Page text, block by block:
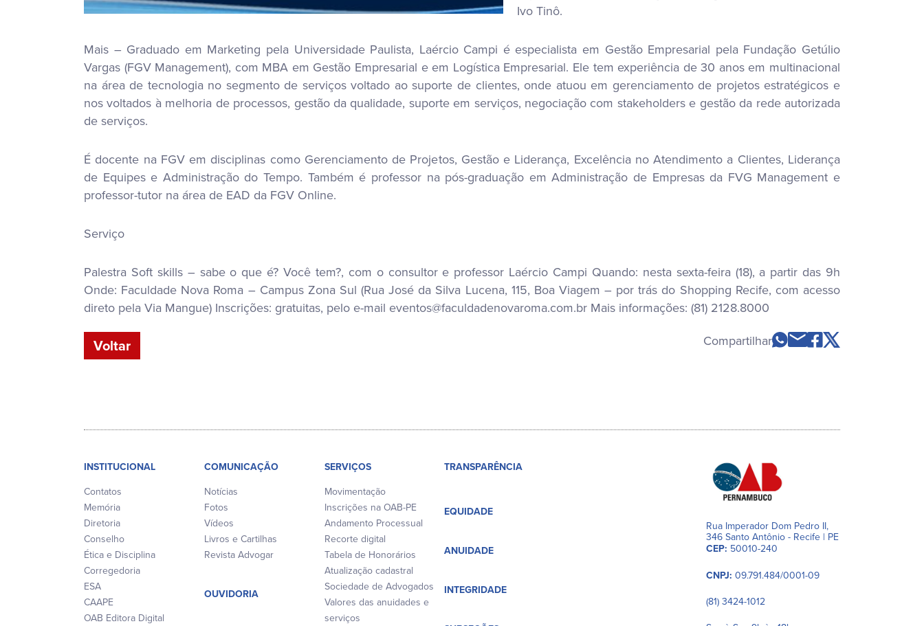
Ivo Tinô.
Mais – Graduado em Marketing pela Universidade Paulista, Laércio Campi é especialista em Gestão Empresarial pela Fundação Getúlio
Vargas (FGV Management), com MBA em Gestão Empresarial e em Logística Empresarial. Ele tem experiência de 30 anos em multinacional
na área de tecnologia no segmento de serviços voltado ao suporte de clientes, onde atuou em gerenciamento de projetos estratégicos e
nos voltados à melhoria de processos, gestão da qualidade, suporte em serviços, negociação com stakeholders e gestão da rede autorizada
de serviços.
É docente na FGV em disciplinas como Gerenciamento de Projetos, Gestão e Liderança, Excelência no Atendimento a Clientes, Liderança
de Equipes e Administração do Tempo. Também é professor na pós-graduação em Administração de Empresas da FVG Management e
professor-tutor na área de EAD da FGV Online.
Serviço
Palestra Soft skills – sabe o que é? Você tem?, com o consultor e professor Laércio Campi Quando: nesta sexta-feira (18), a partir das 9h
Onde: Faculdade Nova Roma – Campus Zona Sul (Rua José da Silva Lucena, 115, Boa Viagem – por trás do Shopping Recife, com acesso
direto pela Via Mangue) Inscrições: gratuitas, pelo e-mail eventos@faculdadenovaroma.com.br Mais informações: (81) 2128.8000
Voltar Compartilhar
INSTITUCIONAL
Contatos
Memória
Diretoria
Conselho
Ética e Disciplina
Corregedoria
ESA
CAAPE
OAB Editora Digital
COMUNICAÇÃO
Notícias
Fotos
Vídeos
Livros e Cartilhas
Revista Advogar
OUVIDORIA
SERVIÇOS
Movimentação
Inscrições na OAB-PE
Andamento Processual
Recorte digital
Tabela de Honorários
Atualização cadastral
Sociedade de Advogados
Valores das anuidades e
serviços
TRANSPARÊNCIA
EQUIDADE
ANUIDADE
INTEGRIDADE
Rua Imperador Dom Pedro II,
346 Santo Antônio - Recife | PE
CEP: 50010-240
CNPJ: 09.791.484/0001-09
(81) 3424-1012